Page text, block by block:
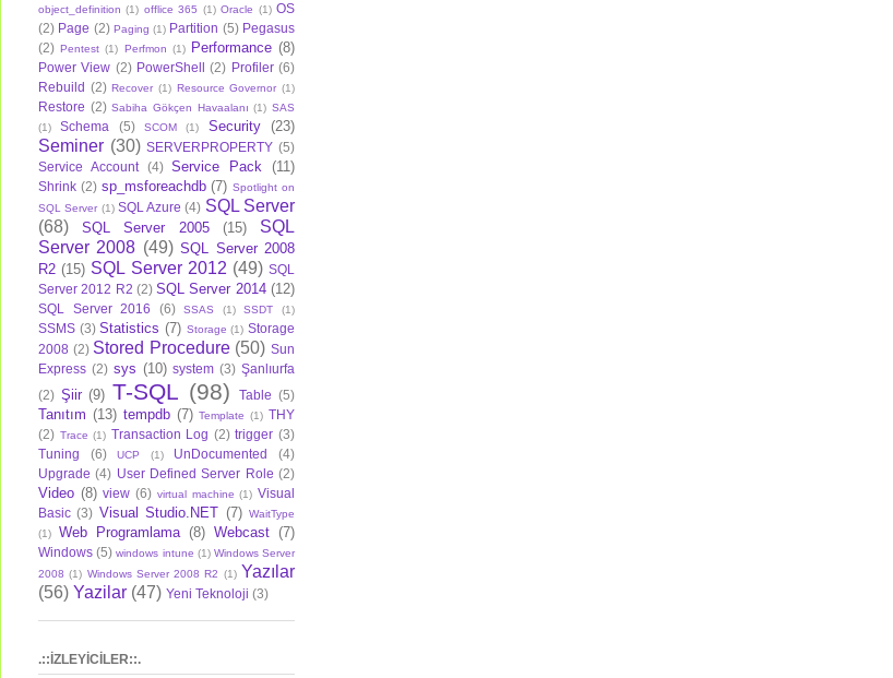
object_definition (1) offlice 365 (1) Oracle (1) OS
(2) Page (2) Paging (1) Partition (5) Pegasus
(2) Pentest (1) Perfmon (1) Performance (8)
Power View (2) PowerShell (2) Profiler (6)
Rebuild (2) Recover (1) Resource Governor (1)
Restore (2) Sabiha Gökçen Havaalanı (1) SAS
(1)
Schema (5) SCOM (1) Security (23)
Seminer (30) SERVERPROPERTY (5)
Service Account
(4) Service Pack (11)
Shrink (2) sp_msforeachdb (7) Spotlight on
SQL Server (1) SQL Azure (4) SQL Server
(68)
SQL Server 2005 (15)
SQL
Server 2008 (49) SQL Server 2008
R2 (15) SQL Server 2012 (49) SQL
Server 2012 R2 (2) SQL Server 2014 (12)
SQL Server 2016 (6) SSAS (1) SSDT (1)
SSMS (3) Statistics (7) Storage (1) Storage
2008 (2) Stored Procedure (50) Sun
Express (2) sys (10) system (3) Şanlıurfa
(2) Şiir (9) T-SQL (98) Table (5)
Tanıtım (13) tempdb (7) Template (1) THY
(2) Trace (1) Transaction Log (2) trigger (3)
Tuning
(6) UCP (1) UnDocumented
(4)
Upgrade (4) User Defined Server Role (2)
Video (8) view (6) virtual machine (1) Visual
Basic (3) Visual Studio.NET (7) WaitType
(1)
Web Programlama (8) Webcast (7)
Windows (5) windows intune (1) Windows Server
2008 (1) Windows Server 2008 R2 (1) Yazılar
(56) Yazilar (47) Yeni Teknoloji (3)
.::İZLEYİCİLER::.